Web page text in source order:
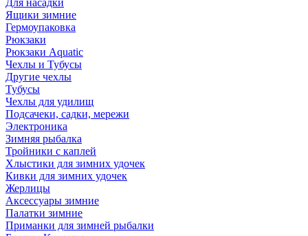
Для насадки
Ящики зимние
Гермоупаковка
Рюкзаки
Рюкзаки Aquatic
Чехлы и Тубусы
Другие чехлы
Тубусы
Чехлы для удилищ
Подсачеки, садки, мережи
Электроника
Зимняя рыбалка
Тройники с каплей
Хлыстики для зимних удочек
Кивки для зимних удочек
Жерлицы
Аксессуары зимние
Палатки зимние
Приманки для зимней рыбалки